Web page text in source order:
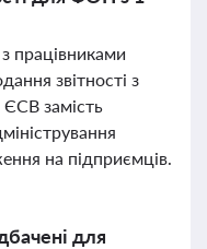
працівниками
звітності з
замість
на підприємців.
для